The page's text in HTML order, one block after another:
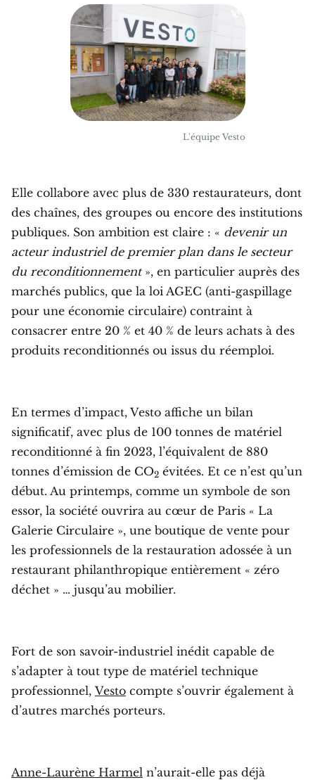
L'équipe Vesto
Elle collabore avec plus de 330 restaurateurs, dont
des chaînes, des groupes ou encore des institutions
publiques. Son ambition est claire : « devenir un
acteur industriel de premier plan dans le secteur
du reconditionnement», en particulier auprès des
marchés publics, que la loi AGEC (anti-gaspillage
pour une économie circulaire) contraint à
consacrer entre 20 % et 40 % de leurs achats à des
produits reconditionnés ou issus du réemploi.
En termes d’impact, Vesto affiche un bilan
significatif, avec plus de 100 tonnes de matériel
reconditionné à fin 2023, l’équivalent de 880
tonnes d’émission de CO2 évitées. Et ce n’est qu’un
début. Au printemps, comme un symbole de son
essor, la société ouvrira au cœur de Paris « La
Galerie Circulaire », une boutique de vente pour
les professionnels de la restauration adossée à un
restaurant philanthropique entièrement « zéro
déchet » … jusqu’au mobilier.
Fort de son savoir-industriel inédit capable de
s’adapter à tout type de matériel technique
professionnel, Vesto compte s’ouvrir également à
d’autres marchés porteurs.
Anne-Laurène Harmel n’aurait-elle pas déjà